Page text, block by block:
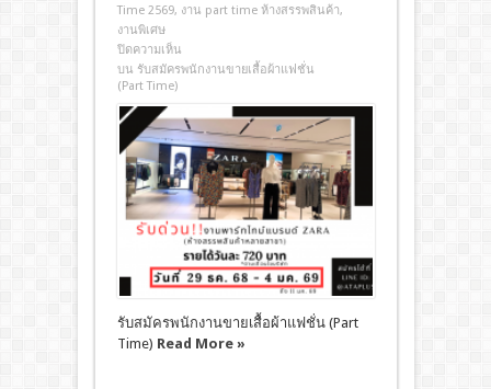
Time 2569, งาน part time ห้างสรรพสินค้า,
งานพิเศษ
ปิดความเห็น
บน รับสมัครพนักงานขายเสื้อผ้าแฟชั่น
(Part Time)
รับสมัครพนักงานขายเสื้อผ้าแฟชั่น (Part
Time) Read More »